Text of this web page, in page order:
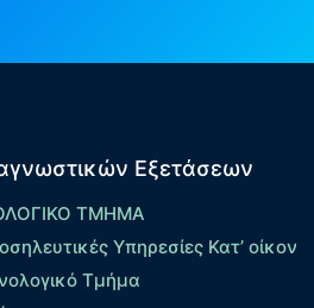
Εξετάσεων
ΤΜΗΜΑ
Υπηρεσίες Κατ’ οίκον
Τμήμα